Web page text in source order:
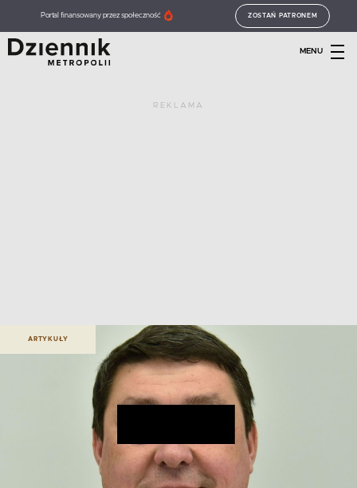
Portal finansowany przez społeczność ZOSTAŃ PATRONEM
MENU
REKLAMA
ARTYKUŁY